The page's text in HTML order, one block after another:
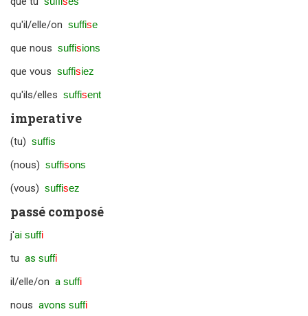
qu'il/elle/on suffise
que nous suffisions
que vous suffisiez
qu'ils/elles suffisent
imperative
(tu) suffis
(nous) suffisons
(vous) suffisez
passé composé
j'ai suffi
tu as suffi
il/elle/on a suffi
nous avons suffi